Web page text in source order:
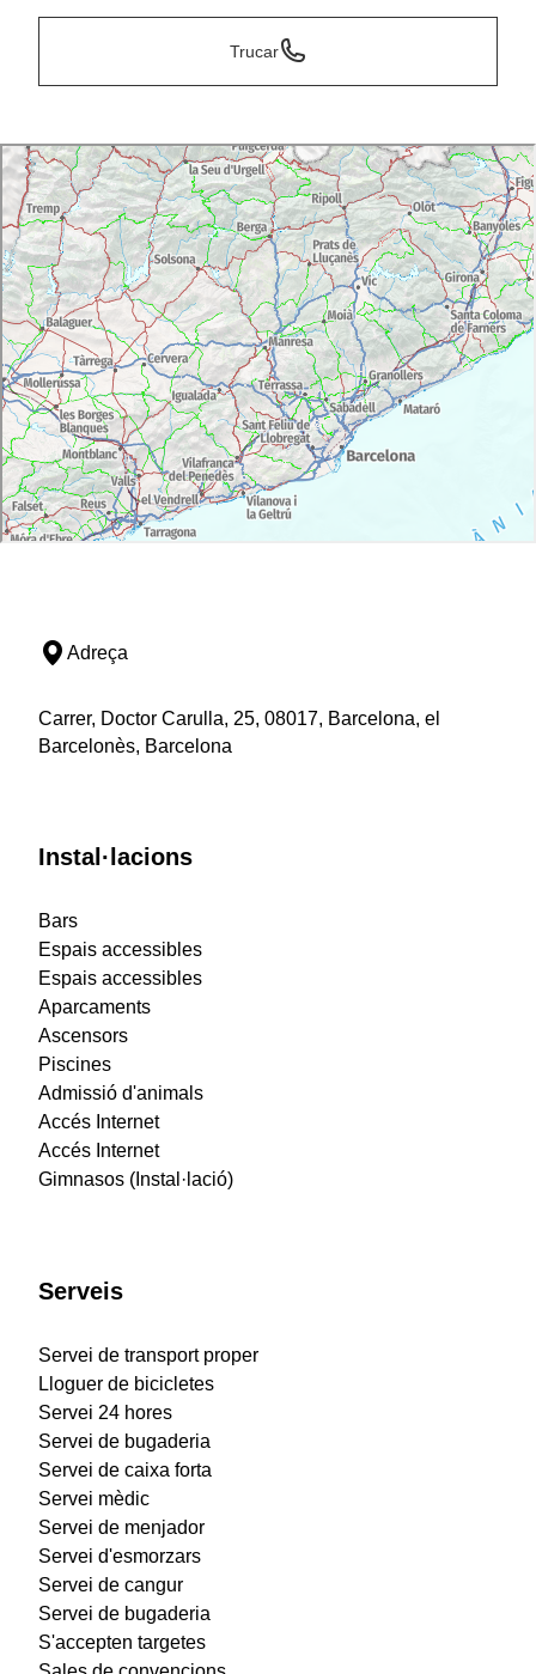
Trucar
Adreça
Carrer, Doctor Carulla, 25, 08017, Barcelona, el
Barcelonès, Barcelona
Instal·lacions
Bars
Espais accessibles
Espais accessibles
Aparcaments
Ascensors
Piscines
Admissió d'animals
Accés Internet
Accés Internet
Gimnasos (Instal·lació)
Serveis
Servei de transport proper
Lloguer de bicicletes
Servei 24 hores
Servei de bugaderia
Servei de caixa forta
Servei mèdic
Servei de menjador
Servei d'esmorzars
Servei de cangur
Servei de bugaderia
S'accepten targetes